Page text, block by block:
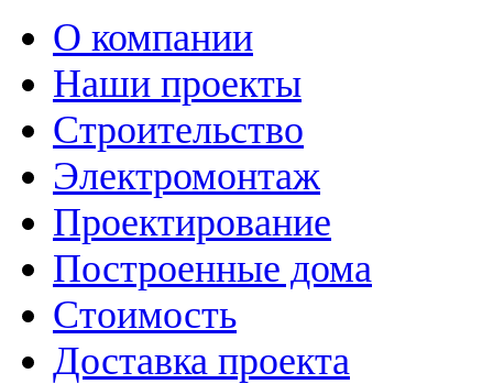
О компании
Наши проекты
Строительство
Электромонтаж
Проектирование
Построенные дома
Стоимость
Доставка проекта